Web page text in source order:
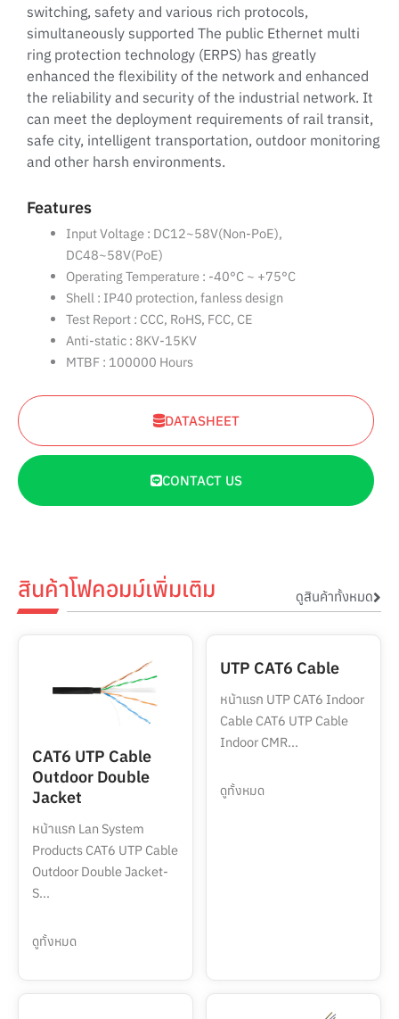
switching, safety and various rich protocols,
simultaneously supported The public Ethernet multi
ring protection technology (ERPS) has greatly
enhanced the flexibility of the network and enhanced
the reliability and security of the industrial network. It
can meet the deployment requirements of rail transit,
safe city, intelligent transportation, outdoor monitoring
and other harsh environments.
Features
Input Voltage : DC12~58V(Non-PoE),
DC48~58V(PoE)
Operating Temperature : -40°C ~ +75°C
Shell : IP40 protection, fanless design
Test Report : CCC, RoHS, FCC, CE
Anti-static : 8KV-15KV
MTBF : 100000 Hours
DATASHEET
CONTACT US
สินค้าโฟคอมม์เพิ่มเติม ดูสินค้าทั้งหมด
CAT6 UTP Cable
Outdoor Double
Jacket
หน้าแรก Lan System
Products CAT6 UTP Cable
Outdoor Double Jacket-
S...
ดูทั้งหมด
UTP CAT6 Cable
หน้าแรก UTP CAT6 Indoor
Cable CAT6 UTP Cable
Indoor CMR...
ดูทั้งหมด